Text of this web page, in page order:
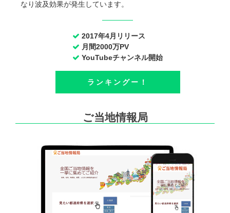
なり波及効果が発生しています。
2017年4月リリース
月間2000万PV
YouTubeチャンネル開始
ランキングー！
ご当地情報局